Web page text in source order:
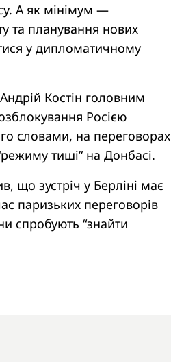
А як мінімум —
та планування нових
у дипломатичному
Костін головним
Росією
словами, на переговорах
тиші” на Донбасі.
що зустріч у Берліні має
паризьких переговорів
спробують “знайти